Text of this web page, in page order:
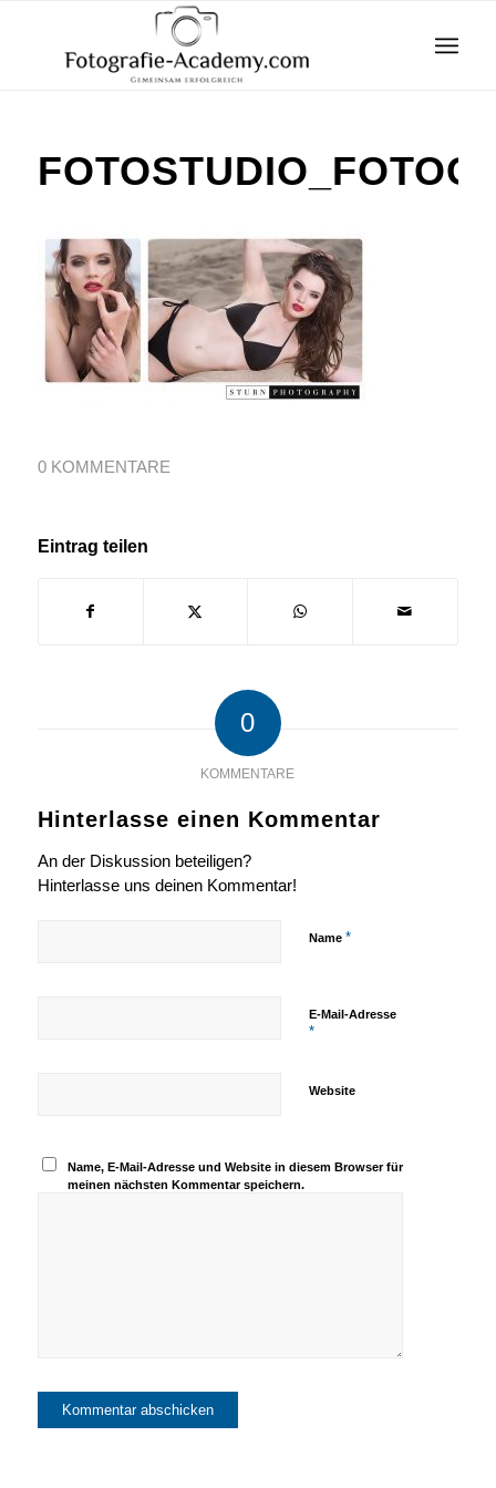
0 KOMMENTARE
Eintrag teilen
0
KOMMENTARE
Hinterlasse einen Kommentar
An der Diskussion beteiligen?
Hinterlasse uns deinen Kommentar!
Name *
E-Mail-Adresse
*
Website
Name, E-Mail-Adresse und Website in diesem Browser für
meinen nächsten Kommentar speichern.